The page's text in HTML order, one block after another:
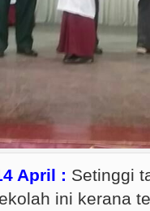
April : Setinggi
ini kerana